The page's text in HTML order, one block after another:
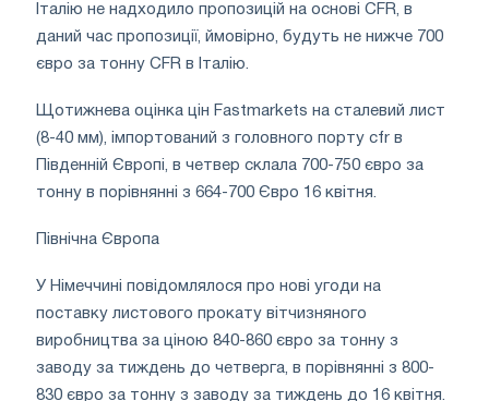
Італію не надходило пропозицій на основі CFR, в
даний час пропозиції, ймовірно, будуть не нижче 700
євро за тонну CFR в Італію.
Щотижнева оцінка цін Fastmarkets на сталевий лист
(8-40 мм), імпортований з головного порту cfr в
Південній Європі, в четвер склала 700-750 євро за
тонну в порівнянні з 664-700 Євро 16 квітня.
Північна Європа
У Німеччині повідомлялося про нові угоди на
поставку листового прокату вітчизняного
виробництва за ціною 840-860 євро за тонну з
заводу за тиждень до четверга, в порівнянні з 800-
830 євро за тонну з заводу за тиждень до 16 квітня.